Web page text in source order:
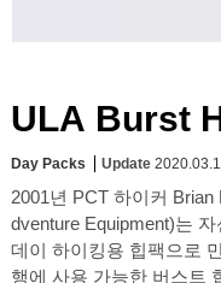
ULA Burst
Day Packs Update
2001년 PCT 하이커
dventure Equipment)는
데이 하이킹용 힙팩으로
행에 사용 가능한 버스트